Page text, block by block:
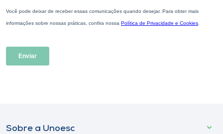
Sobre a Unoesc